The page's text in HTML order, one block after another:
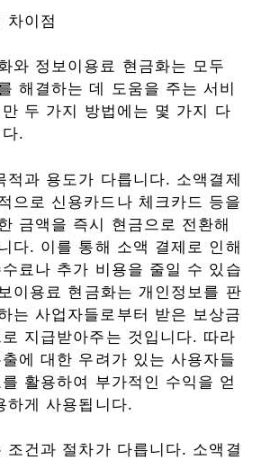
차이점
와 정보이용료 현금화는 모두
해결하는 데 도움을 주는 서비
두 가지 방법에는 몇 가지 다
.
적과 용도가 다릅니다. 소액결제
으로 신용카드나 체크카드 등을
금액을 즉시 현금으로 전환해
다. 이를 통해 소액 결제로 인해
료나 추가 비용을 줄일 수 있습
이용료 현금화는 개인정보를 판
는 사업자들로부터 받은 보상금
지급받아주는 것입니다. 따라
에 대한 우려가 있는 사용자들
활용하여 부가적인 수익을 얻
하게 사용됩니다.
조건과 절차가 다릅니다. 소액결